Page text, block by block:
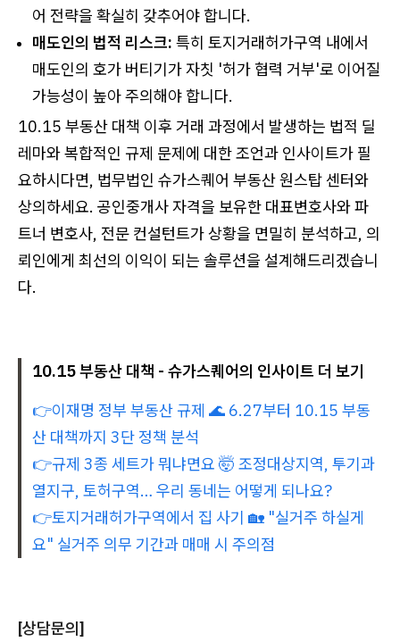
어 전략을 확실히 갖추어야 합니다.
매도인의 법적 리스크: 특히 토지거래허가구역 내에서
매도인의 호가 버티기가 자칫 '허가 협력 거부'로 이어질
가능성이 높아 주의해야 합니다.
10.15 부동산 대책 이후 거래 과정에서 발생하는 법적 딜
레마와 복합적인 규제 문제에 대한 조언과 인사이트가 필
요하시다면, 법무법인 슈가스퀘어 부동산 원스탑 센터와
상의하세요. 공인중개사 자격을 보유한 대표변호사와 파
트너 변호사, 전문 컨설턴트가 상황을 면밀히 분석하고, 의
뢰인에게 최선의 이익이 되는 솔루션을 설계해드리겠습니
다.
10.15 부동산 대책 - 슈가스퀘어의 인사이트 더 보기
👉이재명 정부 부동산 규제 🌊 6.27부터 10.15 부동
산 대책까지 3단 정책 분석
👉규제 3종 세트가 뭐냐면요 🤯 조정대상지역, 투기과
열지구, 토허구역… 우리 동네는 어떻게 되나요?
👉토지거래허가구역에서 집 사기 🏡 "실거주 하실게
요" 실거주 의무 기간과 매매 시 주의점
[상담문의]